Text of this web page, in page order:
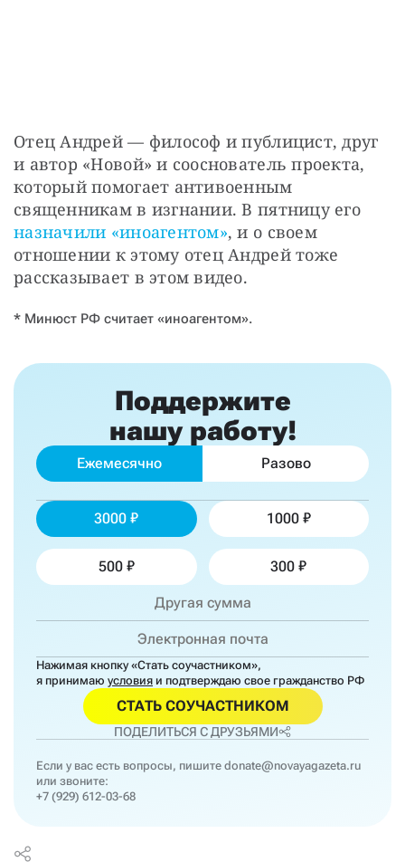
Отец Андрей — философ и публицист, друг
и автор «Новой» и сооснователь проекта,
который помогает антивоенным
назначили «иноагентом», и о своем
отношении к этому отец Андрей тоже
рассказывает в этом видео.
* Минюст РФ считает «иноагентом».
Поддержите
нашу работу!
Ежемесячно Разово
3000 1000
500 300
Нажимая кнопку «Стать соучастником»,
я принимаю условия и подтверждаю свое гражданство РФ
СТАТЬ СОУЧАСТНИКОМ
ПОДЕЛИТЬСЯ С ДРУЗЬЯМИ
Если у вас есть вопросы, пишите donate@novayagazeta.ru
или звоните:
+7 (929) 612-03-68